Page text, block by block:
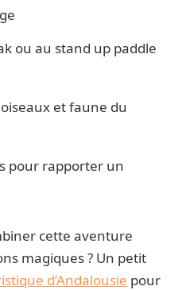
ou au stand up paddle
et faune du
pour rapporter un
cette aventure
magiques ? Un petit
d’Andalousie pour